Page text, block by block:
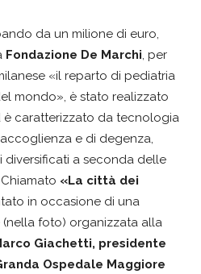
da un milione di euro,
Fondazione De Marchi, per
«il reparto di pediatria
mondo», è stato realizzato
è caratterizzato da tecnologia
e di degenza,
diversificati a seconda delle
«La città dei
in occasione di una
foto) organizzata alla
Giachetti, presidente
Ospedale Maggiore